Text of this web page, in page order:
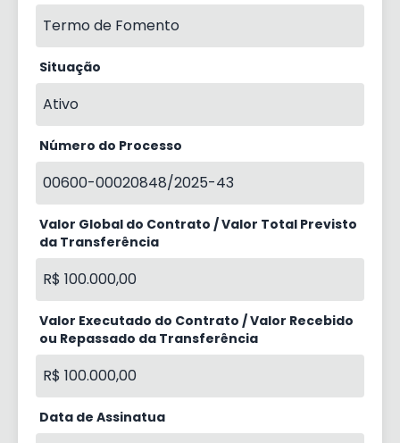
Termo de Fomento
Situação
Ativo
Número do Processo
00600-00020848/2025-43
Valor Global do Contrato / Valor Total Previsto
da Transferência
R$ 100.000,00
Valor Executado do Contrato / Valor Recebido
ou Repassado da Transferência
R$ 100.000,00
Data de Assinatua